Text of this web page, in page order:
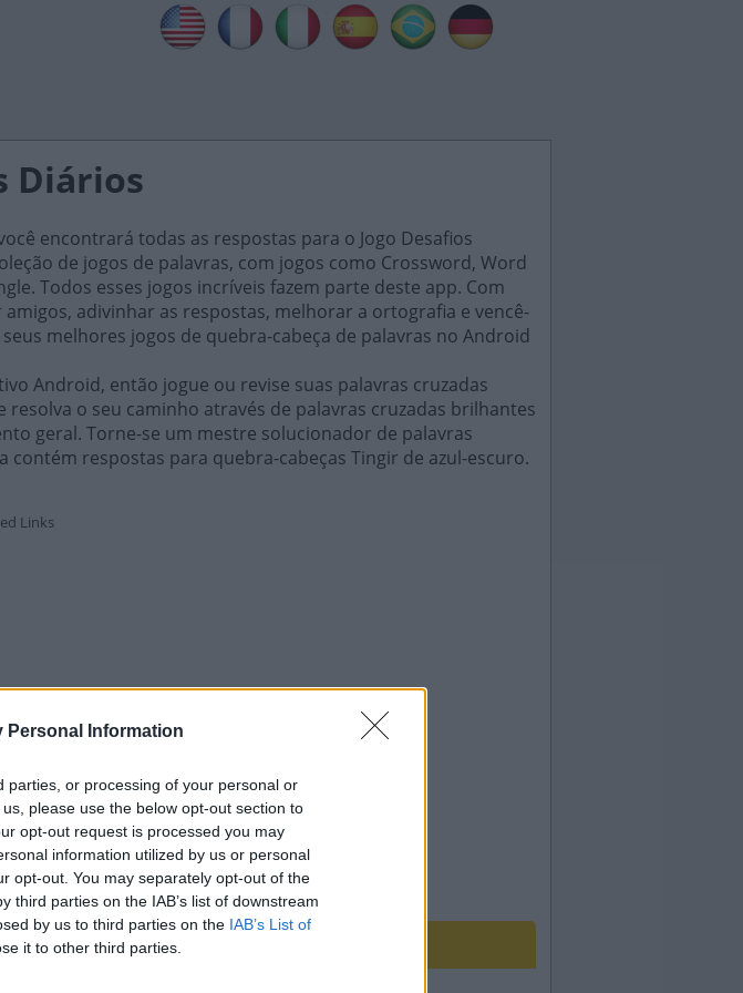
Personal Information
parties, or processing of your personal or
please use the below opt-out section to
opt-out request is processed you may
information utilized by us or personal
opt-out. You may separately opt-out of the
third parties on the IAB’s list of downstream
by us to third parties on the IAB’s List of
it to other third parties.
Diários
encontrará todas as respostas para o Jogo Desafios
de jogos de palavras, com jogos como Crossword, Word
Todos esses jogos incríveis fazem parte deste app. Com
adivinhar as respostas, melhorar a ortografia e vencê-
melhores jogos de quebra-cabeça de palavras no Android
Android, então jogue ou revise suas palavras cruzadas
o seu caminho através de palavras cruzadas brilhantes
geral. Torne-se um mestre solucionador de palavras
respostas para quebra-cabeças Tingir de azul-escuro.
escuro